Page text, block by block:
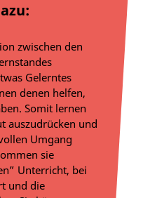
zwischen den
Gelerntes
denen helfen,
Somit lernen
auszudrücken und
Umgang
sie
Unterricht, bei
und die